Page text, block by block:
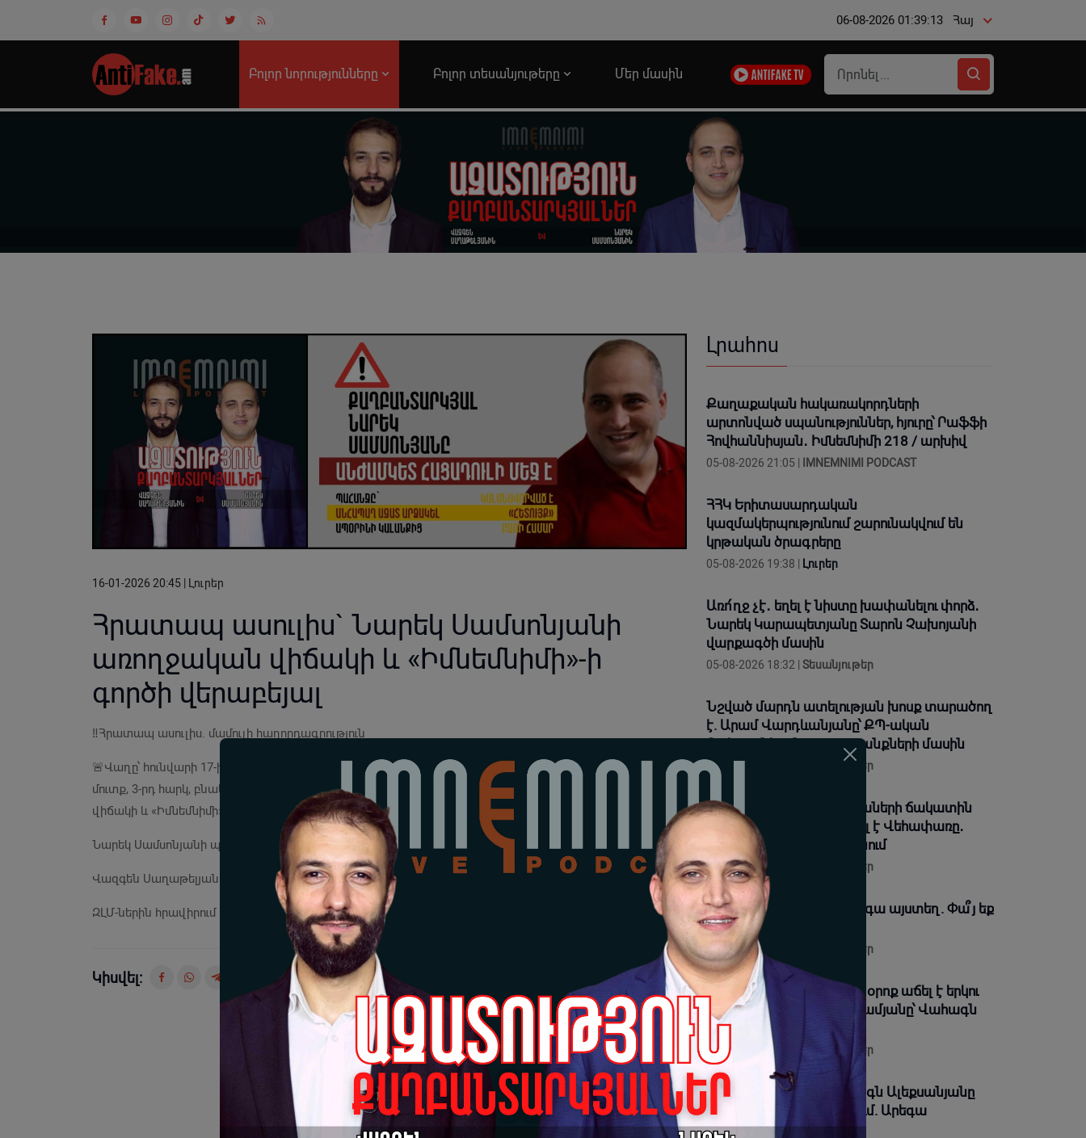
06-08-2026 01:39:13 Հայ
Բոլոր նորությունները Բոլոր տեսանյութերը Մեր մասին
16-01-2026 20:45 | Լուրեր
Հրատապ ասուլիս` Նարեկ Սամսոնյանի
առողջական վիճակի և «Իմնեմնիմի»-ի
գործի վերաբեյալ
‼️Հրատապ ասուլիս. մամուլի հաղորդագրություն
🚨Վաղը՝ հունվարի 17-ին, ժամը 14:00-ին, «Antifake.am»-ի գրասենյակում (հասցե՝ Բաղրամյան 1, 3-րդ
մուտք, 3-րդ հարկ, բնակարան 27) տեղի կունենա հրատապ ասուլիս՝ Նարեկ Սամսոնյանի առողջական
վիճակի և «Իմնեմնիմի»-ի գործի վերաբեյալ։
Նարեկ Սամսոնյանի պաշտպան Ռուբեն Մելիքյան և Աստղիկ Մաթևոսյան
Վազգեն Սաղաթելյանի պաշտպան Արսեն Բաբայան
ԶԼՄ-ներին հրավիրում ենք լուսաբանելու ասուլիսը
Կիսվել:
Լրահոս
Քաղաքական հակառակորդների
արտոնված սպանություններ, հյուրը՝ Րաֆֆի
Հովհաննիսյան․ Իմնեմնիմի 218 / արխիվ
05-08-2026 21:05 | IMNEMNIMI PODCAST
ՀՀԿ Երիտասարդական
կազմակերպությունում շարունակվում են
կրթական ծրագրերը
05-08-2026 19:38 | Լուրեր
Առո՛ղջ չէ․ եղել է նիստը խափանելու փորձ․
Նարեկ Կարապետյանը Տարոն Չախոյանի
վարքագծի մասին
05-08-2026 18:32 | Տեսանյութեր
Նշված մարդն ատելության խոսք տարածող
է. Արամ Վարդևանյանը՝ ՔՊ-ական
Չախոյանի ու նրա սադրանքների մասին
05-08-2026 17:42 | Տեսանյութեր
Ձեզանից շատերի երեխաների ճակատին
այն մյուռոնն է, որն օրհնել է Վեհափառը․
հասկանու՞մ եք ինչ եք անում
05-08-2026 17:37 | Տեսանյութեր
Տիկին դատախազը թող գա այստեղ. Փա՞յ եք
մեջը. Դավիթ Ղազինյան
05-08-2026 16:45 | Տեսանյութեր
Պետական պարտքը ձեր օրոք աճել է երկու
անգամ. Տիգրան Աբրահամյանը՝ Վահագն
Ալեքսանյանին
05-08-2026 16:34 | Տեսանյութեր
Շնորհավորում եմ՝ Վահագն Ալեքսանյանը
մանկապարտեզ չի ուտում. Արեգա
Հովսեփյան